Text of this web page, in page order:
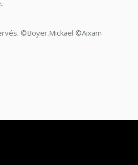
©Boyer.Mickaël ©Aixam